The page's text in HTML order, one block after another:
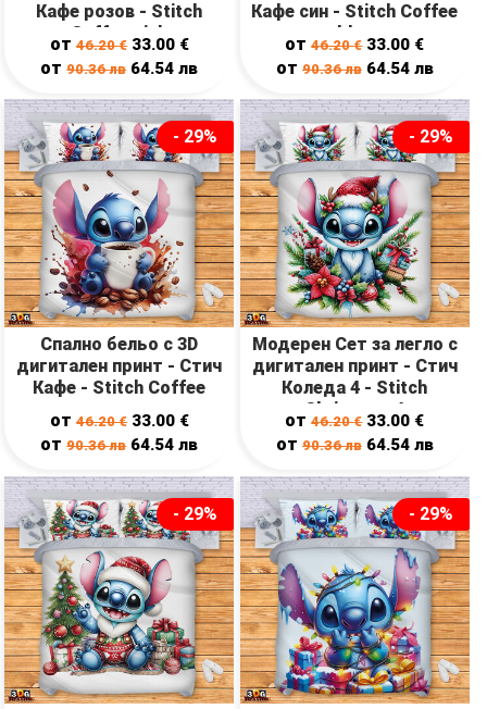
Кафе розов - Stitch
Coffee pink
от46.20€ 33.00 €
от90.36лв 64.54лв
Кафе син - Stitch Coffee
blue
от46.20€ 33.00 €
от 90.36лв 64.54 лв
- 29%
Спално бельо с 3D
дигитален принт - Стич
Кафе - Stitch Coffee
от46.20€ 33.00 €
от90.36лв 64.54лв
- 29%
Модерен Сет за легло с
дигитален принт - Стич
Коледа 4 - Stitch
Christmas 4
от46.20€ 33.00 €
от 90.36лв 64.54 лв
- 29% - 29%